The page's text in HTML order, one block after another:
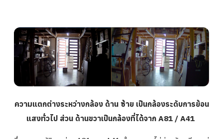
ความแตกต่างระหว่างกล้อง ด้าน ซ้าย เป็นกล้องระดับการย้อน
แสงทั่วไป ส่วน ด้านขวาเป็นกล้องที่ได้จาก A81 / A41